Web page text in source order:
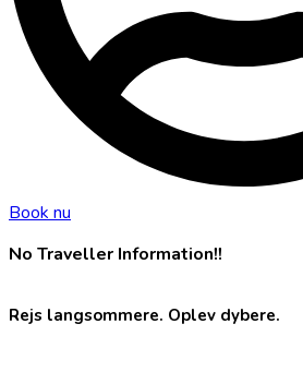
Book nu
No Traveller Information!!
Rejs langsommere. Oplev dybere.